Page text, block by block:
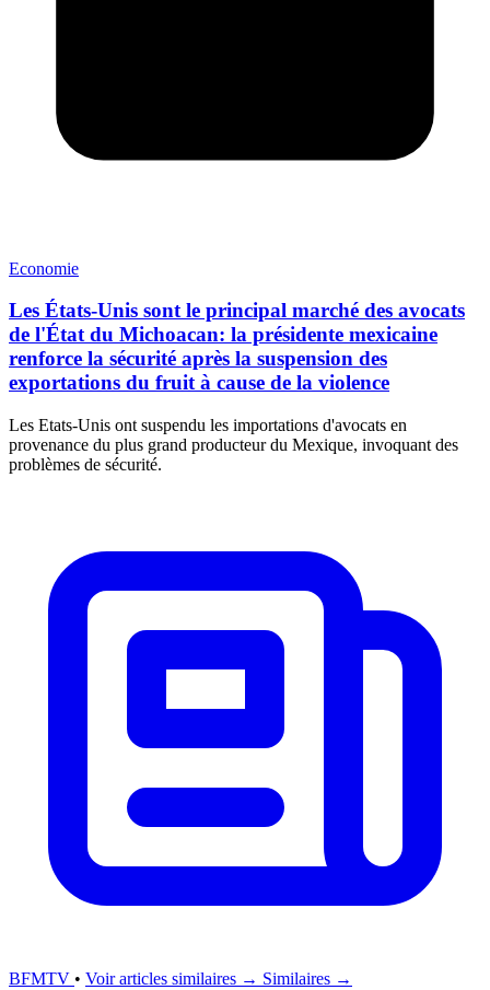
Economie
Les États-Unis sont le principal marché des avocats
de l'État du Michoacan: la présidente mexicaine
renforce la sécurité après la suspension des
exportations du fruit à cause de la violence
Les Etats-Unis ont suspendu les importations d'avocats en
provenance du plus grand producteur du Mexique, invoquant des
problèmes de sécurité.
BFMTV • Voir articles similaires → Similaires →